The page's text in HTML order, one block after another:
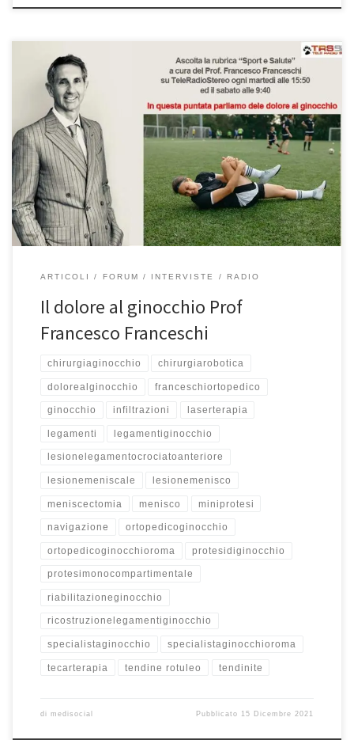
Il dolore al ginocchio Prof. Francesco Franceschi ortopedico
ginocchio Roma – In questa puntata di Sport e Salute parliamo di
dolore al ginocchio che non è sempre sintomo di gravi problemi.
Buon ascolto! Caro professore oggi parliamo di una cosa che può
spaventare perché parliamo di dolore al ginocchio. Quando […]
ARTICOLI FORUM INTERVISTE RADIO
Il dolore al ginocchio Prof
Francesco Franceschi
chirurgiaginocchio chirurgiarobotica
dolorealginocchio franceschiortopedico
ginocchio infiltrazioni laserterapia
legamenti legamentiginocchio
lesionelegamentocrociatoanteriore
lesionemeniscale lesionemenisco
meniscectomia menisco miniprotesi
navigazione ortopedicoginocchio
ortopedicoginocchioroma protesidiginocchio
protesimonocompartimentale
riabilitazioneginocchio
ricostruzionelegamentiginocchio
specialistaginocchio specialistaginocchioroma
tecarterapia tendine rotuleo tendinite
di medisocial Pubblicato 15 Dicembre 2021